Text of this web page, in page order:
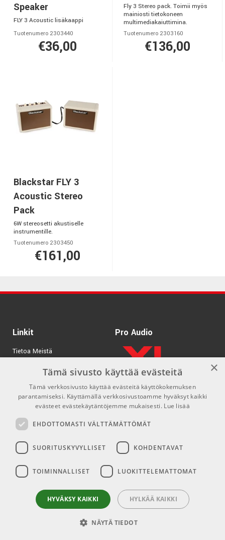
Speaker
FLY 3 Acoustic lisäkaappi
Tuotenumero 2303440
€36,00
Fly 3 Stereo pack. Toimii myös
mainiosti tietokoneen
multimediakaiuttimina.
Tuotenumero 2303160
€136,00
Blackstar FLY 3
Acoustic Stereo
Pack
6W stereosetti akustiselle
instrumentille.
Tuotenumero 2303450
€161,00
Linkit
Tietoa Meistä
Tuotemerkit
Kirjaudu
GDPR & Cookies
Myyntiehdot
Pro Audio
Yhteys
info@emnordic.fi
Sosiaaliset mediat
Facebook
Instagram
×
Tämä sivusto käyttää evästeitä
Tämä verkkosivusto käyttää evästeitä käyttökokemuksen
parantamiseksi. Käyttämällä verkkosivustoamme hyväksyt kaikki
evästeet evästekäytäntöjemme mukaisesti. Lue lisää
EHDOTTOMASTI VÄLTTÄMÄTTÖMÄT
SUORITUSKYVYLLISET KOHDENTAVAT
TOIMINNALLISET LUOKITTELEMATTOMAT
HYVÄKSY KAIKKI HYLKÄÄ KAIKKI
NÄYTÄ TIEDOT